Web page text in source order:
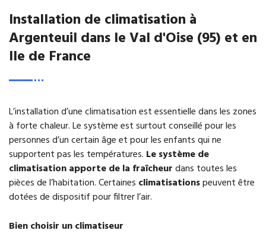
Installation de climatisation à
Argenteuil dans le Val d'Oise (95) et en
Ile de France
L’installation d’une climatisation est essentielle dans les zones
à forte chaleur. Le système est surtout conseillé pour les
personnes d’un certain âge et pour les enfants qui ne
supportent pas les températures. Le système de
climatisation apporte de la fraîcheurdans toutes les
pièces de l’habitation. Certaines climatisationspeuvent être
dotées de dispositif pour filtrer l’air.
Bien choisir un climatiseur